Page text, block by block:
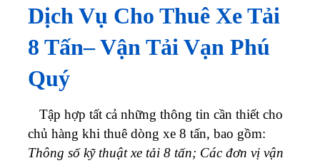
Dịch Vụ Cho Thuê Xe Tải
8 Tấn– Vận Tải Vạn Phú
Quý
Tập hợp tất cả những thông tin cần thiết cho
chủ hàng khi thuê dòng xe 8 tấn, bao gồm:
Thông số kỹ thuật xe tải 8 tấn; Các đơn vị vận